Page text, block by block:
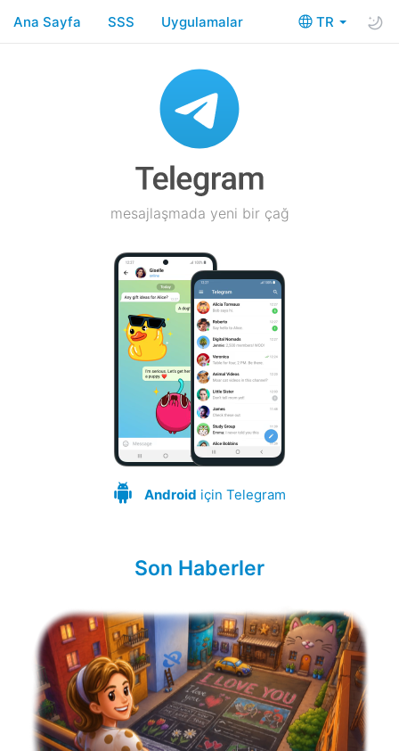
TR
Ana Sayfa SSS Uygulamalar
mesajlaşmada yeni bir çağ
Android için Telegram
Son Haberler